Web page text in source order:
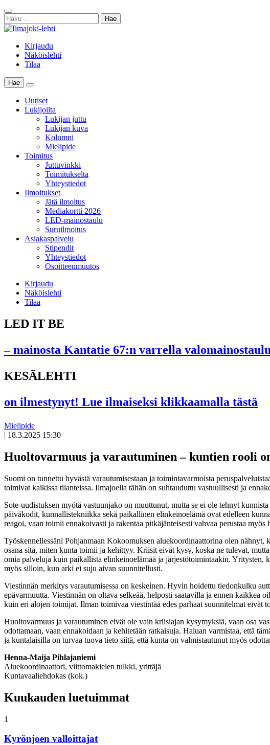
Skip
to
content
Sulje
haku
Haku:
Kirjaudu
Näköislehti
Tilaa
Hae
Main
Menu
Uutiset
Lukijoilta
Lukijan juttu
Lukijan kuva
Kolumni
Mielipide
Toimitus
Juttuvinkki
Toimitukselta
Yhteystiedot
Ilmoitukset
Jätä ilmoitus
Mediakortti 2026
LED-mainostaulu
Suruilmoitus
Asiakaspalvelu
Stipendit
Yhteystiedot
Osoitteenmuutos
Kirjaudu
Näköislehti
Tilaa
LED IT BE
– mainosta Kantatie 67:n varrella
KESÄLEHTI
on ilmestynyt! Lue ilmaiseksi klikkaamalla tästä
Mielipide
| 18.3.2025 15:30
artikkeli
Huoltovarmuus ja varautuminen – kuntien rooli
Suomi on tunnettu hyvästä varautumisestaan ja toimintavarmoista
toimivat kaikissa tilanteissa. Ilmajoella tähän on suhtauduttu vastuullisesti ja
Sote-uudistuksen myötä vastuunjako on muuttunut, mutta se ei ole tehnyt
päiväkodit, kunnallistekniikka sekä paikallinen elinkeinoelämä ovat edelleen
reagoi, vaan toimii ennakoivasti ja rakentaa pitkäjänteisesti vahvaa perustaa myös
Työskennellessäni Pohjanmaan Kokoomuksen aluekoordinaattorina olen
osana sitä, miten kunta toimii ja kehittyy. Kriisit eivät kysy, koska ne tulevat,
omia palveluja kuin paikallista elinkeinoelämää ja järjestötoimintaakin. Yritysten,
myös silloin, kun arki ei suju aivan suunnitellusti.
Viestinnän merkitys varautumisessa on keskeinen. Hyvin hoidettu tiedonkulku
epävarmuutta. Viestinnän on oltava selkeää, helposti saatavilla ja ennen kaikkea
kuin eri alojen toimijat. Ilman toimivaa viestintää edes parhaat suunnitelmat eivät
Huoltovarmuus ja varautuminen eivät ole vain kriisiajan kysymyksiä, vaan osa
odottamaan, vaan ennakoidaan ja kehitetään ratkaisuja. Haluan varmistaa, että
ja kuntalaisilla on turvaa tuova tieto siitä, että kunta on valmistautunut myös
Henna-Maija Pihlajaniemi
Aluekoordinaattori, viittomakielen tulkki, yrittäjä
Kuntavaaliehdokas (kok.)
Kuukauden luetuimmat
1
Kyrönjoen valloittajat